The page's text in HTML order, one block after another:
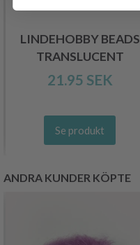
LINDEHOBBY BEADS
TRANSLUCENT
21.95 SEK
Se produkt
ANDRA KUNDER KÖPTE